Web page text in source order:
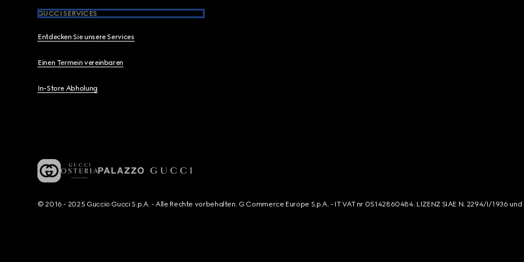
GUCCI SERVICES
Entdecken Sie unsere Services
Einen Termein vereinbaren
In-Store Abholung
© 2016 - 2025 Guccio Gucci S.p.A. - Alle Rechte vorbehalten. G Commerce Europe S.p.A. - IT VAT nr 05142860484. LIZENZ SIAE N. 2294/I/1936